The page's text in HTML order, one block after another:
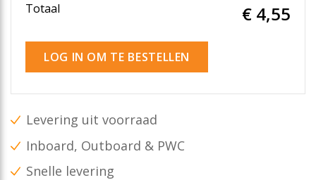
Totaal € 4,55
LOG IN OM TE BESTELLEN
Levering uit voorraad
Inboard, Outboard & PWC
Snelle levering